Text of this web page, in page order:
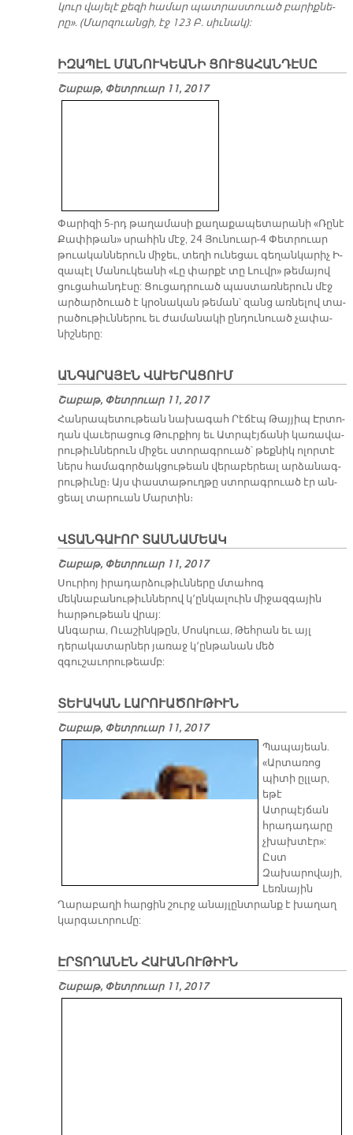
կուր վա­յե­լէ քե­զի հա­մար պատ­րաս­տուած բա­րիք­նե­
րը». (Մար­զուան­ցի, էջ 123 Բ. սիւ­նակ):
Ի­ԶԱ­ՊԷԼ ՄԱ­ՆՈՒ­ԿԵԱ­ՆԻ ­ ՑՈՒ­ՑԱ­ՀԱՆ­ԴԷ­ՍԸ
Շաբաթ, Փետրուար 11, 2017
Փա­րի­զի 5-րդ թա­ղա­մա­սի քա­ղա­քա­պե­տա­րա­նի «Ռը­նէ
Քա­փի­թան» սրա­հին մէջ, 24 Յու­նուար-4 Փետ­րուար
թուա­կան­նե­րուն մի­ջեւ, տե­ղի ու­նե­ցաւ գե­ղան­կա­րիչ Ի­
զա­պէլ Մա­նու­կեա­նի «Լը փար­քէ տը Լուվր» թե­մա­յով
ցու­ցա­հան­դէ­սը: Ցու­ցադրուած պաս­տառ­նե­րուն մէջ
ար­ծար­ծուած է կրօ­նա­կան թե­ման՝ զանց առ­նե­լով տա­
րա­ծու­թիւն­նե­րու եւ ժա­մա­նա­կի ըն­դու­նուած չա­փա­
նիշ­նե­րը:
ԱՆԳԱՐԱՅԷՆ ՎԱՒԵՐԱՑՈՒՄ
Շաբաթ, Փետրուար 11, 2017
Հան­րա­պե­տու­թեան նա­խա­գահ Րէ­ճէպ Թայ­յիպ Էր­տո­
ղան վա­ւե­րա­ցուց Թուր­քիոյ եւ Ատր­պէյ­ճա­նի կա­ռա­վա­
րու­թիւն­նե­րուն մի­ջեւ ստո­րագ­րուած՝ թեք­նիկ ո­լոր­տէ
ներս հա­մա­գոր­ծակ­ցու­թեան վե­րա­բե­րեալ ար­ձա­նագ­
րու­թիւ­նը։ Այս փաս­տա­թուղ­թը ստո­րագ­րուած էր ան­
ցեալ տա­րուան Մար­տին։
ՎՏԱՆԳԱՒՈՐ ՏԱՍՆԱՄԵԱԿ
Շաբաթ, Փետրուար 11, 2017
Սուրիոյ իրադարձութիւնները մտահոգ
մեկնաբանութիւններով կ՚ընկալուին միջազգային
հարթութեան վրայ:
Անգարա, Ուաշինկթըն, Մոսկուա, Թեհրան եւ այլ
դերակատարներ յառաջ կ՚ընթանան մեծ
զգուշաւորութեամբ:
ՏԵՒԱԿԱՆ ԼԱՐՈՒԱԾՈՒԹԻՒՆ
Շաբաթ, Փետրուար 11, 2017
Պապայեան.
«Արտառոց
պիտի ըլլար,
եթէ
Ատրպէյճան
հրադադարը
չխախտէր»:
Ըստ
Զախարովայի,
Լեռնային
Ղարաբաղի հարցին շուրջ անայլընտրանք է խաղաղ
կարգաւորումը:
ԷՐՏՈՂԱՆԷՆ ՀԱՒԱՆՈՒԹԻՒՆ
Շաբաթ, Փետրուար 11, 2017